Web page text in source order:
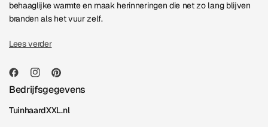
behaaglijke warmte en maak herinneringen die net zo lang blijven
branden als het vuur zelf.
Lees verder
Bedrijfsgegevens
TuinhaardXXL.nl